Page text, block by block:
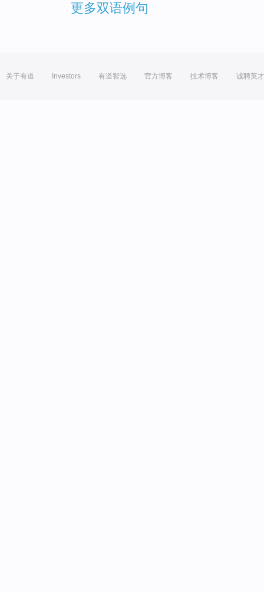
更多双语例句
关于有道 Investors 有道智选 官方博客 技术博客 诚聘英才